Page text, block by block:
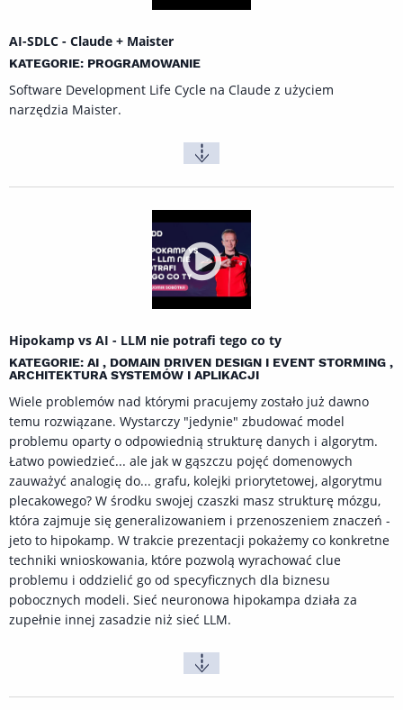
AI-SDLC - Claude + Maister
KATEGORIE: PROGRAMOWANIE
Software Development Life Cycle na Claude z użyciem
narzędzia Maister.
Hipokamp vs AI - LLM nie potrafi tego co ty
KATEGORIE: AI , DOMAIN DRIVEN DESIGN I EVENT STORMING ,
ARCHITEKTURA SYSTEMÓW I APLIKACJI
Wiele problemów nad którymi pracujemy zostało już dawno
temu rozwiązane. Wystarczy "jedynie" zbudować model
problemu oparty o odpowiednią strukturę danych i algorytm.
Łatwo powiedzieć... ale jak w gąszczu pojęć domenowych
zauważyć analogię do... grafu, kolejki priorytetowej, algorytmu
plecakowego? W środku swojej czaszki masz strukturę mózgu,
która zajmuje się generalizowaniem i przenoszeniem znaczeń -
jeto to hipokamp. W trakcie prezentacji pokażemy co konkretne
techniki wnioskowania, które pozwolą wyrachować clue
problemu i oddzielić go od specyficznych dla biznesu
pobocznych modeli. Sieć neuronowa hipokampa działa za
zupełnie innej zasadzie niż sieć LLM.